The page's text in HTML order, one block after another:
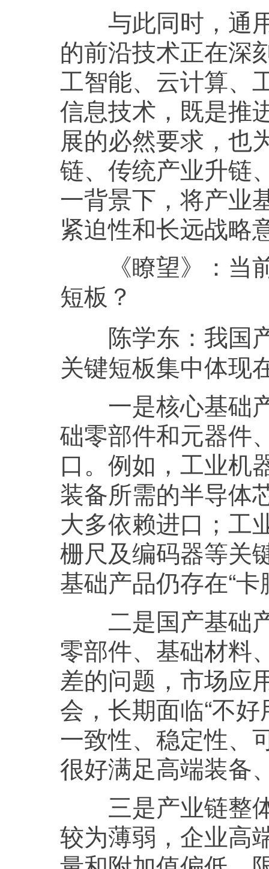
与此同时，通用
的前沿技术正在深
工智能、云计算、
信息技术，既是推
展的必然要求，也
链、传统产业升链
一背景下，将产业
紧迫性和长远战略
《瞭望》： 当
短板？
陈学东： 我国
关键短板集中体现
一是核心基础产
础零部件和元器件
口。例如，工业机
装备所需的半导体
大多依赖进口；工
栅尺及编码器等关
基础产品仍存在“卡
二是国产基础产
零部件、基础材料
差的问题，市场应
会，长期面临“不
一致性、稳定性、
很好满足高端装备
三是产业链整体
较为薄弱，企业高